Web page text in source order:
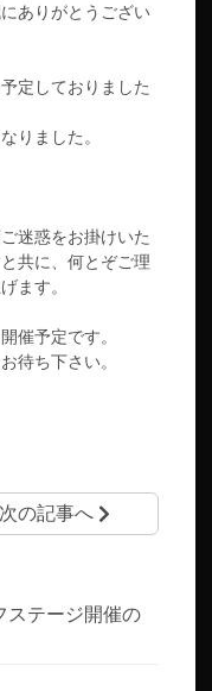
ありがとうござい
定しておりました
りました。
迷惑をお掛けいた
共に、何とぞご理
ます。
催予定です。
待ち下さい。
次の記事へ
ステージ開催の